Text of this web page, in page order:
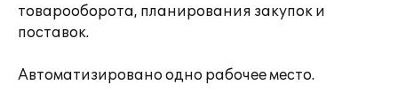
товарооборота, планирования закупок и
поставок.
Автоматизировано одно рабочее место.